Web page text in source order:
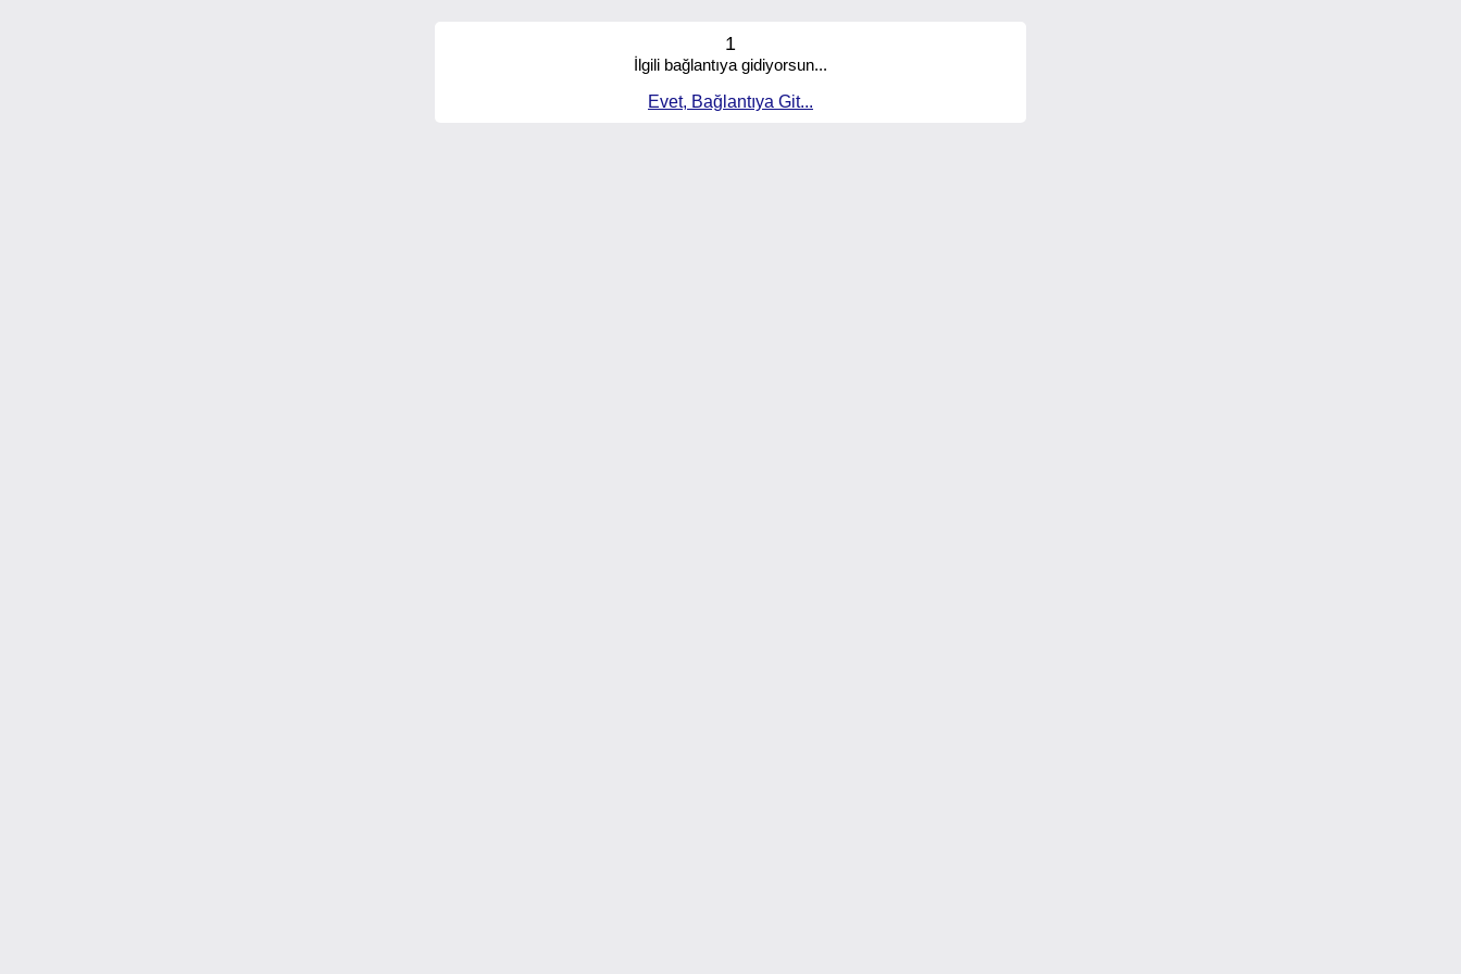
1
İlgili bağlantıya gidiyorsun...
Evet, Bağlantıya Git...